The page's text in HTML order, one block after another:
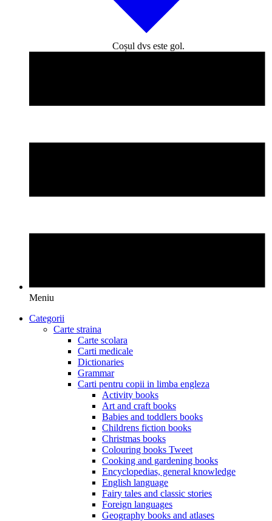
Coșul dvs este gol.
Meniu
Categorii
Carte straina
Carte scolara
Carti medicale
Dictionaries
Grammar
Carti pentru copii in limba engleza
Activity books
Art and craft books
Babies and toddlers books
Childrens fiction books
Christmas books
Colouring books Tweet
Cooking and gardening books
Encyclopedias, general knowledge
English language
Fairy tales and classic stories
Foreign languages
Geography books and atlases